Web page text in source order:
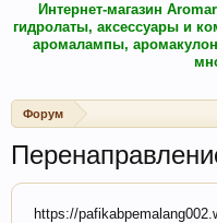
Интернет-магазин
гидролаты, аксессуары и
аромалампы,
Форум
https://